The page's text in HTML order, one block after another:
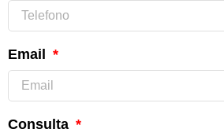
Email
Consulta